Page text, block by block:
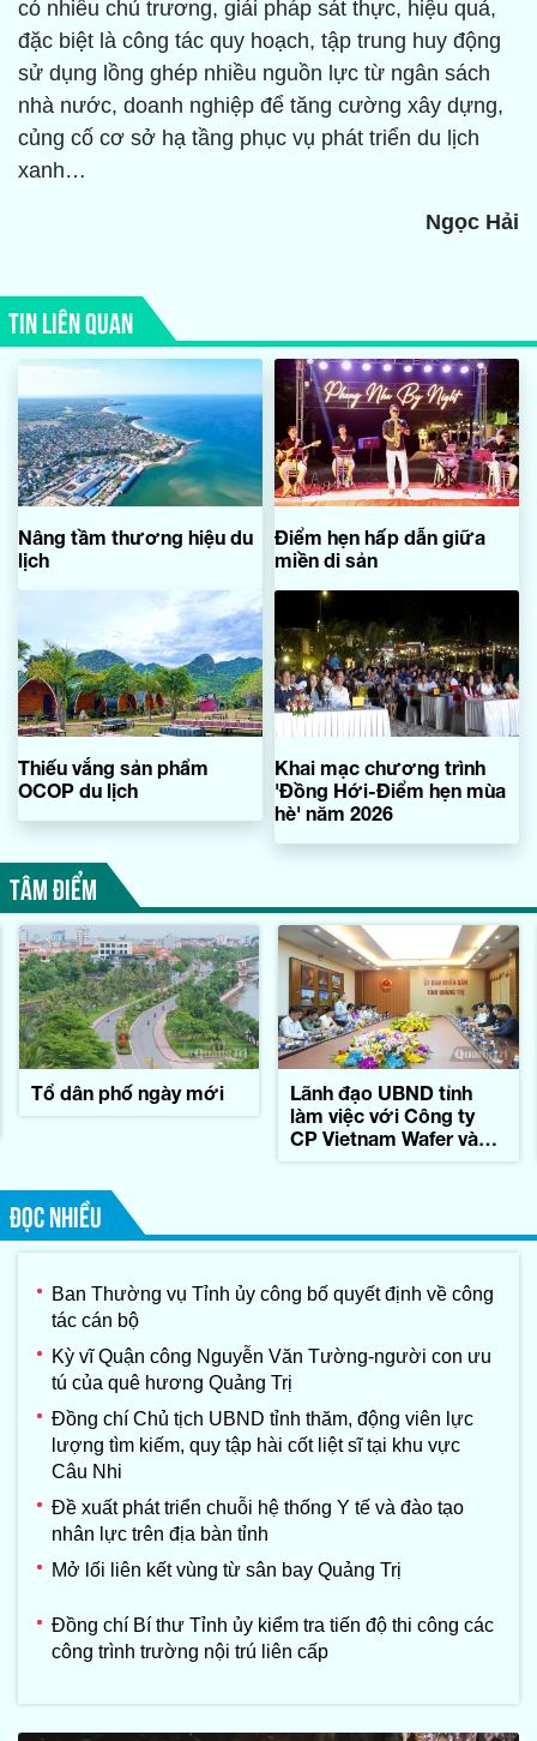
có nhiều chủ trương, giải pháp sát thực, hiệu quả,
đặc biệt là công tác quy hoạch, tập trung huy động
sử dụng lồng ghép nhiều nguồn lực từ ngân sách
nhà nước, doanh nghiệp để tăng cường xây dựng,
củng cố cơ sở hạ tầng phục vụ phát triển du lịch
xanh…
Ngọc Hải
TIN LIÊN QUAN
Nâng tầm thương hiệu du
lịch
Điểm hẹn hấp dẫn giữa
miền di sản
Thiếu vắng sản phẩm
OCOP du lịch
Khai mạc chương trình
'Đồng Hới-Điểm hẹn mùa
hè' năm 2026
TÂM ĐIỂM
Tổ dân phố ngày mới
Lãnh đạo UBND tỉnh
làm việc với Công ty
CP Vietnam Wafer và
ĐỌC NHIỀU
Ban Thường vụ Tỉnh ủy công bố quyết định về công
tác cán bộ
Kỳ vĩ Quận công Nguyễn Văn Tường-người con ưu
tú của quê hương Quảng Trị
Đồng chí Chủ tịch UBND tỉnh thăm, động viên lực
lượng tìm kiếm, quy tập hài cốt liệt sĩ tại khu vực
Câu Nhi
Đề xuất phát triển chuỗi hệ thống Y tế và đào tạo
nhân lực trên địa bàn tỉnh
Mở lối liên kết vùng từ sân bay Quảng Trị
Đồng chí Bí thư Tỉnh ủy kiểm tra tiến độ thi công các
công trình trường nội trú liên cấp